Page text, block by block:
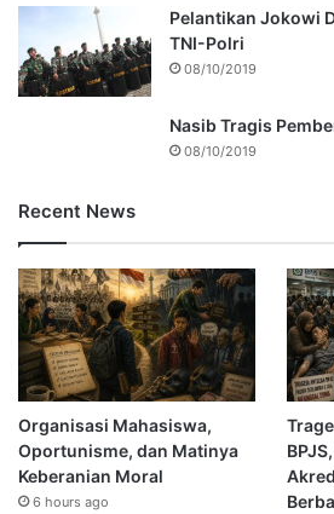
Pelantikan Jokowi
TNI-Polri
08/10/2019
Nasib Tragis
08/10/2019
Recent News
Organisasi Mahasiswa,
Oportunisme, dan Matinya
Keberanian Moral
6 hours ago